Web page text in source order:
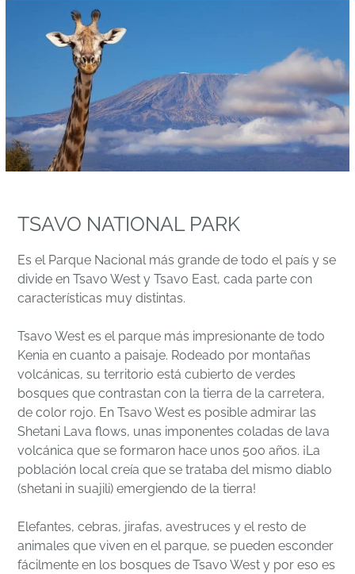
TSAVO NATIONAL PARK
Es el Parque Nacional más grande de todo el país y se
divide en Tsavo West y Tsavo East, cada parte con
características muy distintas.
Tsavo West es el parque más impresionante de todo
Kenia en cuanto a paisaje. Rodeado por montañas
volcánicas, su territorio está cubierto de verdes
bosques que contrastan con la tierra de la carretera,
de color rojo. En Tsavo West es posible admirar las
Shetani Lava flows, unas imponentes coladas de lava
volcánica que se formaron hace unos 500 años. ¡La
población local creía que se trataba del mismo diablo
(shetani in suajili) emergiendo de la tierra!
Elefantes, cebras, jirafas, avestruces y el resto de
animales que viven en el parque, se pueden esconder
fácilmente en los bosques de Tsavo West y por eso es